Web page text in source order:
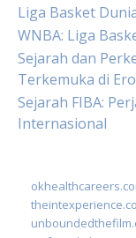
Liga Basket
WNBA: Liga
Sejarah dan
Terkemuka di
Sejarah FIBA:
Internasional